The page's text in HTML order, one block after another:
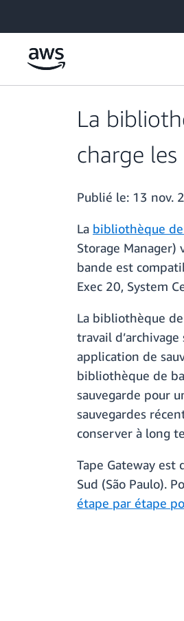
La
charge
Publié le: 13 nov.
La bibliothèque
Storage Manager)
bande est
Exec 20, System
La bibliothèque
travail
application de
bibliothèque de
sauvegarde pour
sauvegardes
conserver à long
Tape Gateway est
Sud (São Paulo).
étape par étape